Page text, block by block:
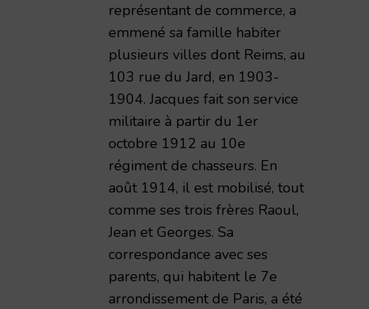
représentant de commerce, a
emmené sa famille habiter
plusieurs villes dont Reims, au
103 rue du Jard, en 1903-
1904. Jacques fait son service
militaire à partir du 1er
octobre 1912 au 10e
régiment de chasseurs. En
août 1914, il est mobilisé, tout
comme ses trois frères Raoul,
Jean et Georges. Sa
correspondance avec ses
parents, qui habitent le 7e
arrondissement de Paris, a été